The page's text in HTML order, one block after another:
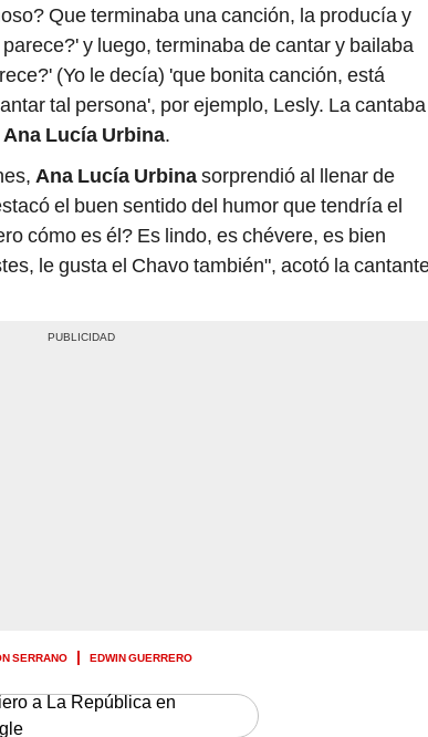
y luego, terminaba de cantar y bailaba
(Yo le decía) 'que bonita canción, está
tal persona', por ejemplo, Lesly. La cantaba
Ana Lucía Urbina.
Ana Lucía Urbina
el buen sentido del humor que tendría el
cómo es él? Es lindo, es chévere, es bien
le gusta el Chavo también", acotó la cantante
a La República en